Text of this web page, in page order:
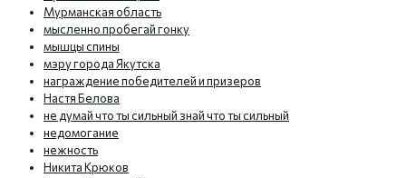
Мурманская область
мысленно пробегай гонку
мышцы спины
мэру города Якутска
награждение победителей и призеров
Настя Белова
не думай что ты сильный знай что ты сильный
недомогание
нежность
Никита Крюков